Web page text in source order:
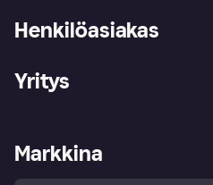
Henkilöasiakas
Ohje
Kirjaudu sisään
Tutustu kauppoihin
Ostajan turva
Yritys
Kirjaudu sisään yrityksenä
Markkina